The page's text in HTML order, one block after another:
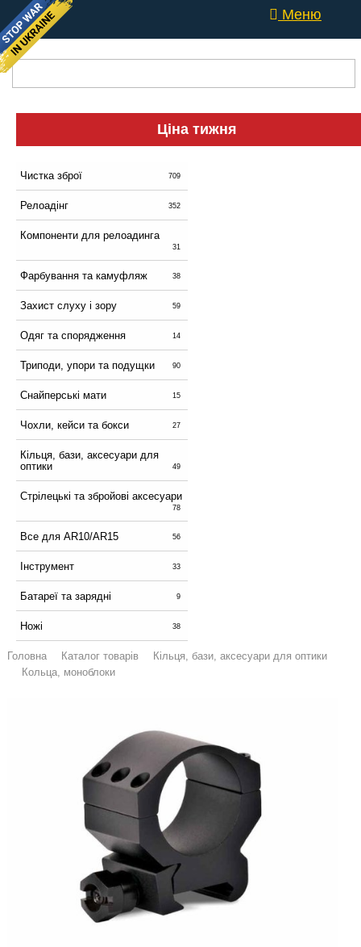
Меню
Ціна тижня
Чистка зброї 709
Релоадінг 352
Компоненти для релоадинга
31
Фарбування та камуфляж 38
Захист слуху і зору 59
Одяг та спорядження 14
Триподи, упори та подущки 90
Снайперські мати 15
Чохли, кейси та бокси 27
Кільця, бази, аксесуари для
оптики
49
Стрілецькі та збройові аксесуари
78
Все для AR10/AR15 56
Інструмент 33
Батареї та зарядні 9
Ножі 38
Головна Каталог товарів
Кільця, бази, аксесуари для оптики
Кольца, моноблоки